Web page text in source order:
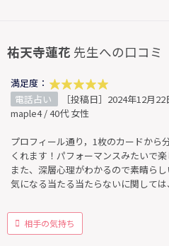
祐天寺蓮花 先生への口コミ
満足度：
電話占い
［投稿日］2024年12月22
maple4 / 40代 女性
プロフィール通り，1枚のカードから
くれます！パフォーマンスみたいで楽
また、深層心理がわかるので素晴ら
気になる当たる当たらないに関して
相手の気持ち